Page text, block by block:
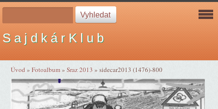
S a j d k á r K l u b
Úvod »Fotoalbum»Sraz 2013 »sidecar2013 (1476)-800